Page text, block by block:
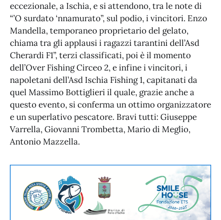
eccezionale, a Ischia, e si attendono, tra le note di
“’O surdato ‘nnamurato”, sul podio, i vincitori. Enzo
Mandella, temporaneo proprietario del gelato,
chiama tra gli applausi i ragazzi tarantini dell’Asd
Cherardi F1”, terzi classificati, poi è il momento
dell’Over Fishing Circeo 2, e infine i vincitori, i
napoletani dell’Asd Ischia Fishing 1, capitanati da
quel Massimo Bottiglieri il quale, grazie anche a
questo evento, si conferma un ottimo organizzatore
e un superlativo pescatore. Bravi tutti: Giuseppe
Varrella, Giovanni Trombetta, Mario di Meglio,
Antonio Mazzella.